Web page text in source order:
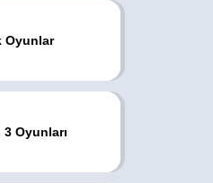
Oyunlar
3 Oyunları